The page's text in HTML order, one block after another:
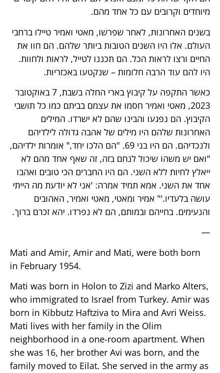
מיוחדים וקרובים עם כל אחד מהם.
בשנים האחרונות, לאחר שפרשו, מאטי ואמיר טיילו ברחבי
העולם. אלו היו השנים הטובות ביותר שלהם. הם חוו את
החיים ורצו לראות הכל. הם תכננו לטייל, לראות ולחוות.
היו להם עוד הרבה חלומות – שנקטעו באכזריות.
כאשר התקפה על קיבוץ בארי החלה בשבת, 7 באוקטובר
2023, מאטי ואמיר חסמו את עצמם בביתם כמו כל תושבי
הקיבוץ. הם נפגעו והבינו שהם לא ישרדו. המילים
האחרונות שלהם היו מילים של אהבה גדולה לילדיהם
ולנכדיהם. הם היו בני 69. "הם הלכו יחד," אומרות ילדיהם,
"ואם יש משהו שיכול לנחם בזה, זה שאף אחד מהם לא
ייאלץ לחיות ללא השני. הם היו החברים הכי טובים ואהבו
אחד את השני. אמא תמיד אמרה: 'אני לא יודעת מה הייתי
עושה בלעדיו.'" אמיר ומאטי, מאטי ואמיר, האהובים
והנעימים. בחייהם ובמותם, הם לא נפרדו. יהא זכרם ברוך.
—
Mati and Amir, Amir and Mati, were both born
in February 1954.
Mati was born in Holon to Zizi and Marko Alters,
who immigrated to Israel from Turkey. Amir was
born in Kibbutz Haftziva to Mira and Avri Weiss.
Mati lives with her family in the Olim
neighborhood in a one-room apartment. When
she was 16, her brother Avi was born, and the
family moved to Eilat. She served in the army as